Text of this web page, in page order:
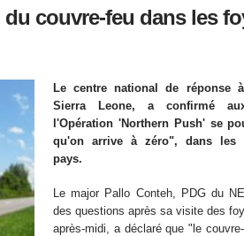
couvre-feu dans les
Le centre national de réponse
Sierra Leone, a confirmé
l'Opération 'Northern Push' se
qu'on arrive à zéro", dans les
pays.
Le major Pallo Conteh, PDG du
des questions après sa visite des
après-midi, a déclaré que "le